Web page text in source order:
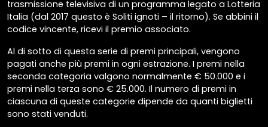
trasmissione televisiva di un programma legato a Lotteria
Italia (dal 2017 questo è Soliti ignoti – il ritorno). Se abbini il
codice vincente, ricevi il premio associato.
Al di sotto di questa serie di premi principali, vengono
pagati anche più premi in ogni estrazione. I premi nella
seconda categoria valgono normalmente € 50.000 e i
premi nella terza sono € 25.000. Il numero di premi in
ciascuna di queste categorie dipende da quanti biglietti
sono stati venduti.